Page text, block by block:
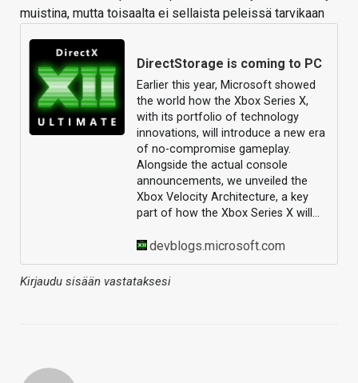
muistina, mutta toisaalta ei sellaista peleissä tarvikaan
DirectStorage is coming to PC
Earlier this year, Microsoft showed
the world how the Xbox Series X,
with its portfolio of technology
innovations, will introduce a new era
of no-compromise gameplay.
Alongside the actual console
announcements, we unveiled the
Xbox Velocity Architecture, a key
part of how the Xbox Series X will…
devblogs.microsoft.com
Kirjaudu sisään vastataksesi